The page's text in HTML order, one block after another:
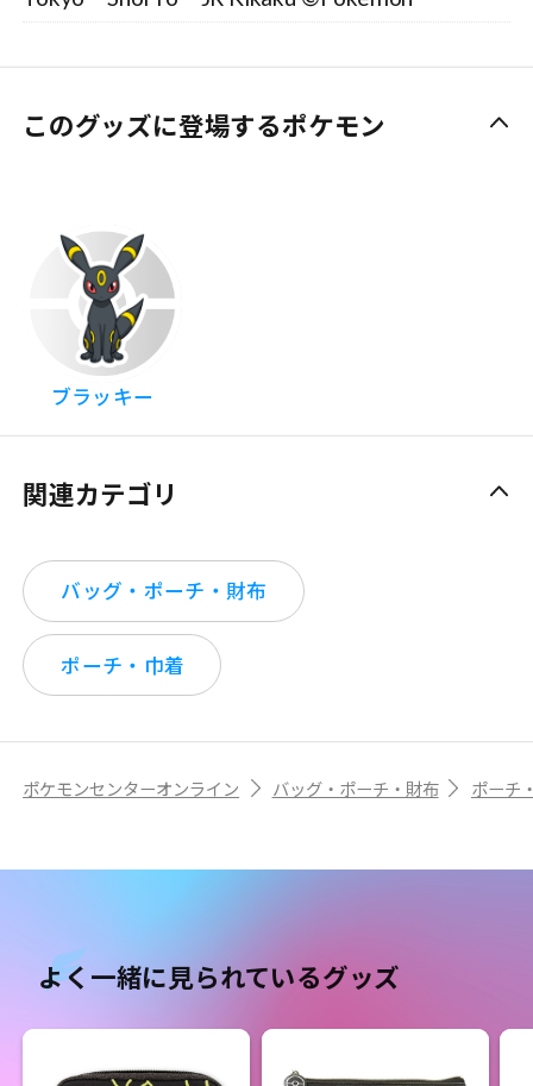
このグッズに登場するポケモン
ブラッキー
関連カテゴリ
バッグ・ポーチ・財布
ポーチ・巾着
ポケモンセンターオンライン バッグ・ポーチ・財布 ポーチ
よく一緒に見られているグッズ